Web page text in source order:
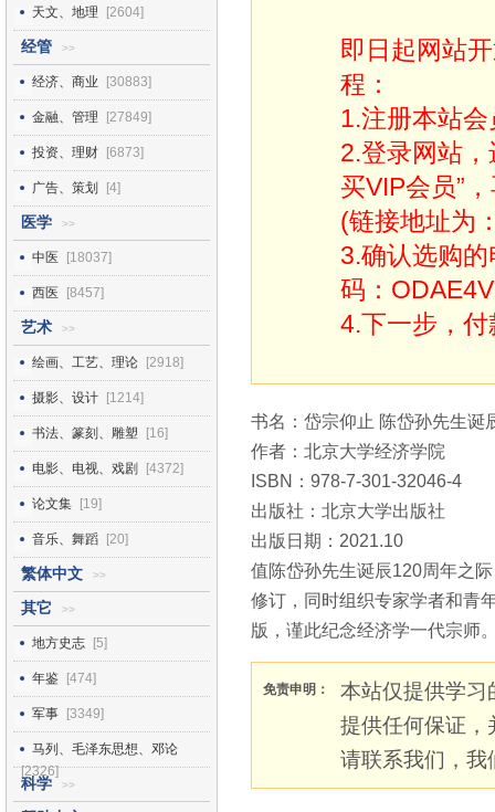
天文、地理 [2604]
经管 >>
经济、商业 [30883]
金融、管理 [27849]
投资、理财 [6873]
广告、策划 [4]
医学 >>
中医 [18037]
西医 [8457]
艺术 >>
绘画、工艺、理论 [2918]
摄影、设计 [1214]
书法、篆刻、雕塑 [16]
电影、电视、戏剧 [4372]
论文集 [19]
音乐、舞蹈 [20]
繁体中文 >>
其它 >>
地方史志 [5]
年鉴 [474]
军事 [3349]
马列、毛泽东思想、邓论
[2326]
科学 >>
即日起网站
程：
1.注册本站会
2.登录网站，
买VIP会员”
(链接地址为
3.确认选购
码：
4.下一步，
书名：岱宗仰止 陈岱孙先生诞
作者：北京大学经济学院
ISBN：978-7-301-32046-4
出版社：北京大学出版社
出版日期：2021.10
值陈岱孙先生诞辰120周年之
修订，同时组织专家学者和青
版，谨此纪念经济学一代宗师
免责申明：
本站仅提供学习
提供任何保证，
请联系我们，我